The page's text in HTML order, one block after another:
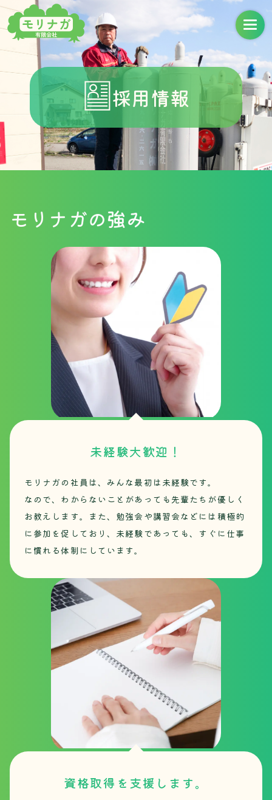
採用情報
モリナガの強み
未経験大歓迎！
モリナガの社員は、みんな最初は未経験です。
なので、わからないことがあっても先輩たちが優しく
お教えします。また、勉強会や講習会などには積極的
に参加を促しており、未経験であっても、すぐに仕事
に慣れる体制にしています。
資格取得を支援します。